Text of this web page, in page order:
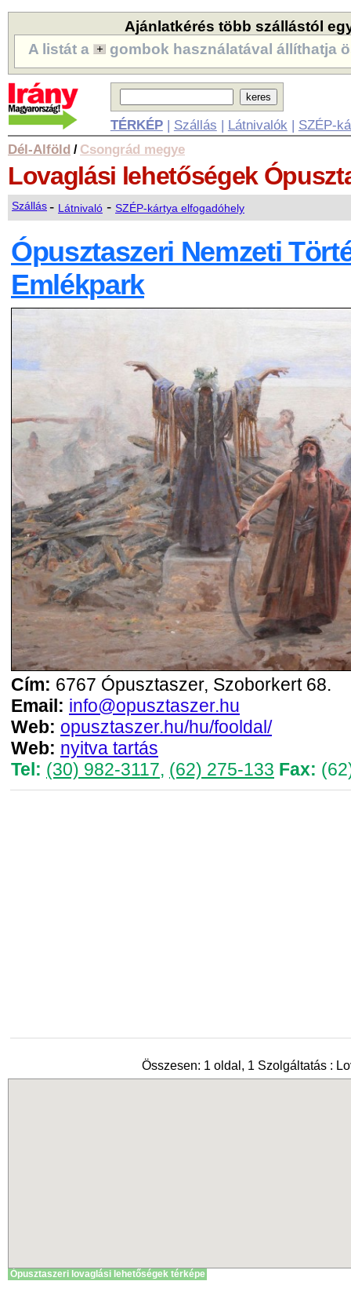
Ajánlatkérés több szállástól
A listát a
gombok használatával állíthatja
TÉRKÉP| Szállás | Látnivalók | SZÉP-
Dél-Alföld / Csongrád megye
Lovaglási lehetőségek
Szállás- Látnivaló - SZÉP-kártya elfogadóhely
Ópusztaszeri Nemzeti
Emlékpark
Cím: 6767 Ópusztaszer, Szoborkert 68.
Email: info@opusztaszer.hu
Web: opusztaszer.hu/hu/fooldal/
Web: nyitva tartás
Tel: (30) 982-3117, (62) 275-133 Fax:
Összesen: 1 oldal, 1 Szolgáltatás :
Ópusztaszeri lovaglási lehetőségek térképe